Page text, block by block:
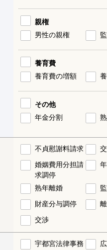
親権
男性の親権
養育費
養育費の増額
その他
年金分割
不貞慰謝料請求
婚姻費用分担請
求調停
熟年離婚
財産分与調停
交渉
宇都宮法律事務